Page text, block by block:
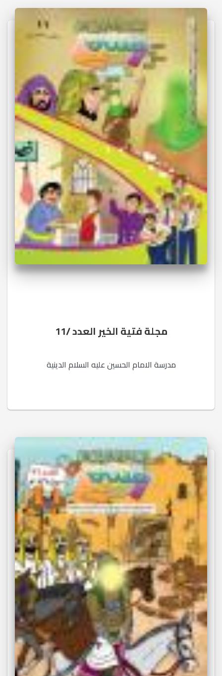
مجلة فتية الخير العدد /11
مدرسة الامام الحسين عليه السلام الدينية